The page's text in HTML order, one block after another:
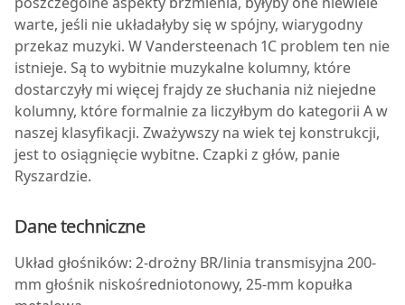
warte, jeśli nie układałyby się w spójny, wiarygodny
przekaz muzyki. W Vandersteenach 1C problem ten nie
istnieje. Są to wybitnie muzykalne kolumny, które
dostarczyły mi więcej frajdy ze słuchania niż niejedne
kolumny, które formalnie za liczyłbym do kategorii A w
naszej klasyfikacji. Zważywszy na wiek tej konstrukcji,
jest to osiągnięcie wybitne. Czapki z głów, panie
Ryszardzie.
Dane techniczne
Układ głośników: 2-drożny BR/linia transmisyjna 200-
mm głośnik niskośredniotonowy, 25-mm kopułka